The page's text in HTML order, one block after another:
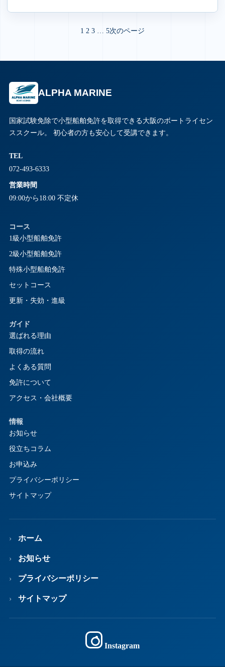
1 2 3 5次のページ
ALPHA MARINE
国家試験免除で小型船舶免許を取得できる大阪のボートライセン
ススクール。 初心者の方も安心して受講できます。
TEL
072-493-6333
営業時間
09:00から18:00 不定休
コース
1級小型船舶免許
2級小型船舶免許
特殊小型船舶免許
セットコース
更新・失効・進級
ガイド
選ばれる理由
取得の流れ
よくある質問
免許について
アクセス・会社概要
情報
お知らせ
役立ちコラム
お申込み
プライバシーポリシー
サイトマップ
ホーム
お知らせ
プライバシーポリシー
サイトマップ
Instagram